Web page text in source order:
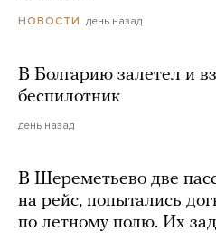
НОВОСТИ день назад
В Болгарию залетел и
беспилотник
день назад
В Шереметьево две
на рейс, попытались
по летному полю. Их